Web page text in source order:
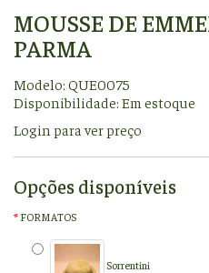
MOUSSE DE
PARMA
Modelo: QUE0075
Disponibilidade: Em estoque
Login para ver preço
Opções disponíveis
FORMATOS
Sorrentini